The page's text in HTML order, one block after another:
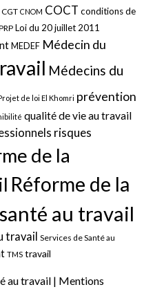
CGT CNOM COCT conditions de
Loi du 20 juillet 2011
MEDEF Médecin du
Médecins du
de loi El Khomri prévention
qualité de vie au travail
risques
de la
Réforme de la
santé au travail
travail Services de Santé au
TMS travail
au travail | Mentions